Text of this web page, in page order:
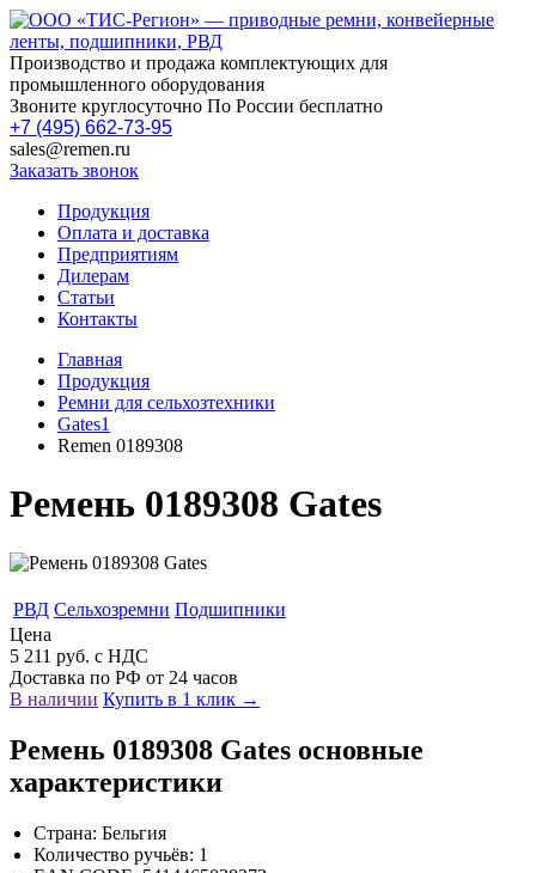
Производство и продажа комплектующих для
промышленного оборудования
Звоните круглосуточно По России бесплатно
+7 (495) 662-73-95
sales@remen.ru
Заказать звонок
Продукция
Оплата и доставка
Предприятиям
Дилерам
Статьи
Контакты
Главная
Продукция
Ремни для сельхозтехники
Gates1
Remen 0189308
Ремень 0189308 Gates
РВД Сельхозремни Подшипники
Цена
5 211 руб. с НДС
Доставка по РФ от 24 часов
В наличии Купить в 1 клик →
Ремень 0189308 Gates основные
характеристики
Страна: Бельгия
Количество ручьёв: 1